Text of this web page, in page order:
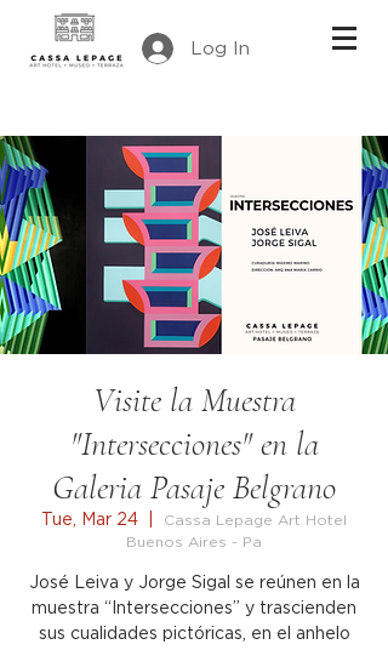
Log In
Visite la Muestra
"Intersecciones" en la
Galeria Pasaje Belgrano
Tue, Mar 24
Cassa Lepage Art Hotel
Buenos Aires - Pa
José Leiva y Jorge Sigal se reúnen en la
muestra “Intersecciones” y trascienden
sus cualidades pictóricas, en el anhelo